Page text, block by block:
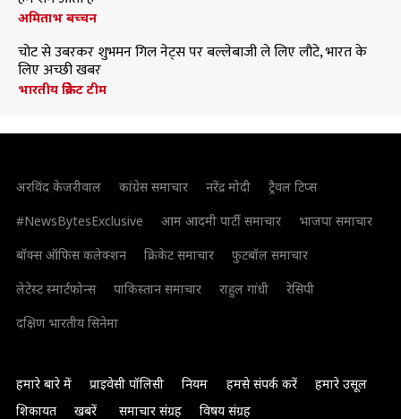
अमिताभ बच्चन
चोट से उबरकर शुभमन गिल नेट्स पर बल्लेबाजी ले लिए लौटे, भारत के
लिए अच्छी खबर
भारतीय क्रिकेट टीम
अरविंद केजरीवाल कांग्रेस समाचार नरेंद्र मोदी
ट्रैवल टिप्स
#NewsBytesExclusive
आम आदमी पार्टी समाचार
भाजपा समाचार
बॉक्स ऑफिस कलेक्शन
क्रिकेट समाचार
फुटबॉल समाचार
लेटेस्ट स्मार्टफोन्स
पाकिस्तान समाचार राहुल गांधी
रेसिपी
दक्षिण भारतीय सिनेमा
हमारे बारे में प्राइवेसी पॉलिसी नियम हमसे संपर्क करें
हमारे उसूल
शिकायत
खबरें समाचार संग्रह विषय संग्रह